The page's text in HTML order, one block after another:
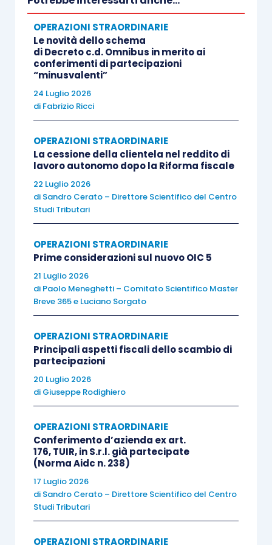
il dettato del nuovo comma 5, dell’articolo 2435-
ter,cod. civ., non trova, quindi, applicazione per
holdingil comma 6, dell’articolo 2435-bis, cod.
civ., amente del quale: “Qualora le società
integrativa le informazioni richieste dai numeri 3) e
4) dell’articolo 2428, esse sono esonerate dalla
redazione della relazione sulla gestione
effetto, invero, originale. Le holding sono
escluse dal bilancio delle microimprese, ma pur
gravate da un ulteriore onere, consistente nella
predisposizione della relazione sulla gestione
Altro tema, è quello dell’innalzamento delle
ad opera del D.Lgs. 125/2024.
La successiva tabella n. 1 propone le vecchie
soglie.
Tabella n. 1 – le soglie ante D. Lgs. 125/2024
Limiti
Bilancio abb.to
OPERAZIONI STRAORDINARIE
Le novità dello schema
di Decreto c.d. Omnibus in merito ai
conferimenti di partecipazioni
“minusvalenti”
24 Luglio 2026
di Fabrizio Ricci
OPERAZIONI STRAORDINARIE
La cessione della clientela nel reddito di
lavoro autonomo dopo la Riforma fiscale
22 Luglio 2026
di Sandro Cerato – Direttore Scientifico del Centro
Studi Tributari
OPERAZIONI STRAORDINARIE
Prime considerazioni sul nuovo OIC 5
21 Luglio 2026
di Paolo Meneghetti – Comitato Scientifico Master
Breve 365e Luciano Sorgato
OPERAZIONI STRAORDINARIE
Principali aspetti fiscali dello scambio di
partecipazioni
20 Luglio 2026
di Giuseppe Rodighiero
OPERAZIONI STRAORDINARIE
Conferimento d’azienda ex art.
176, TUIR, in S.r.l. già partecipate
(Norma Aidc n. 238)
17 Luglio 2026
di Sandro Cerato – Direttore Scientifico del Centro
Studi Tributari
OPERAZIONI STRAORDINARIE